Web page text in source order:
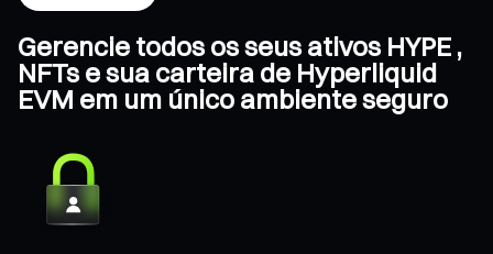
Gerencie todos os seus ativos HYPE ,
NFTs e sua carteira de Hyperliquid
EVM em um único ambiente seguro